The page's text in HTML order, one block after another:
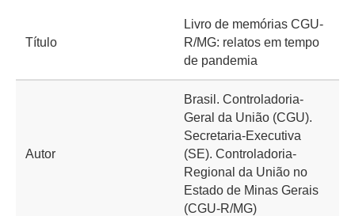
Título
Livro de memórias CGU-
R/MG: relatos em tempo
de pandemia
Autor
Brasil. Controladoria-
Geral da União (CGU).
Secretaria-Executiva
(SE). Controladoria-
Regional da União no
Estado de Minas Gerais
(CGU-R/MG)